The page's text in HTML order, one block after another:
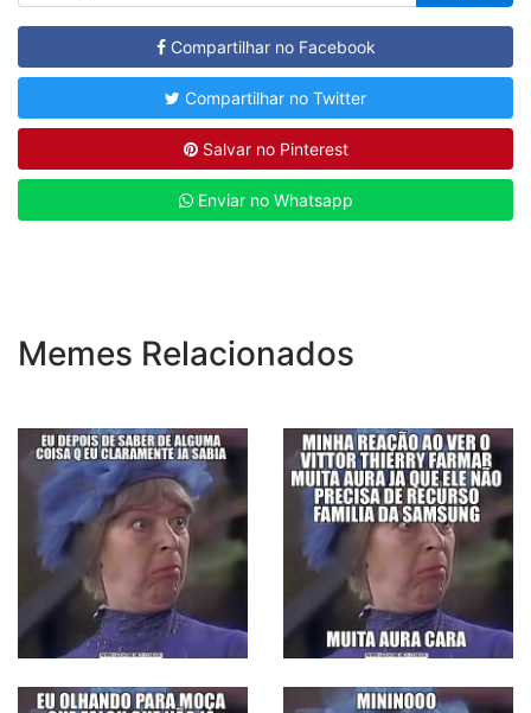
Compartilhar no Facebook
Compartilhar no Twitter
Salvar no Pinterest
Enviar no Whatsapp
Memes Relacionados